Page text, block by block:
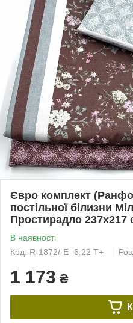
Євро комплект
постільної білизни
Простирадло 237х217
В наявності
Код: R-1872/-Е- 6.22 Т+
1 173 ₴